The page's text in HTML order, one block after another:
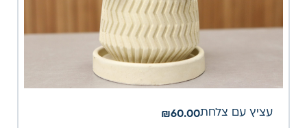
עציץ עם צלחת ₪60.00